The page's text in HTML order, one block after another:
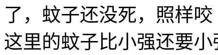
了，蚊子还没死，照样咬
这里的蚊子比小强还要小